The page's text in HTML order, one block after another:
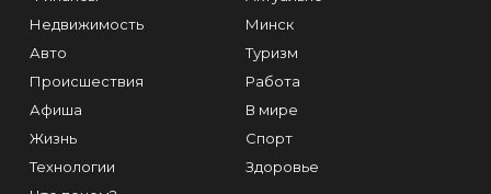
Недвижимость
Авто
Происшествия
Афиша
Жизнь
Технологии
Минск
Туризм
Работа
В мире
Спорт
Здоровье